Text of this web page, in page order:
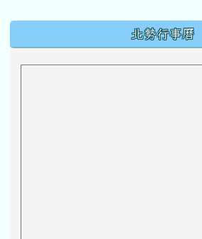
北勢行事曆